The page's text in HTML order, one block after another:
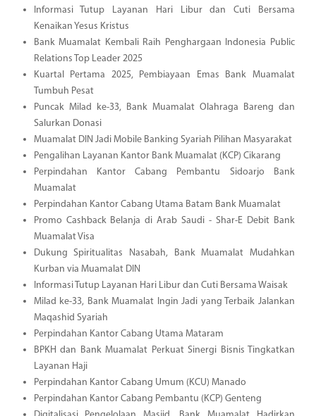
Informasi Tutup Layanan Hari Libur dan Cuti Bersama
Kenaikan Yesus Kristus
Bank Muamalat Kembali Raih Penghargaan Indonesia Public
Relations Top Leader 2025
Kuartal Pertama 2025, Pembiayaan Emas Bank Muamalat
Tumbuh Pesat
Puncak Milad ke-33, Bank Muamalat Olahraga Bareng dan
Salurkan Donasi
Muamalat DIN Jadi Mobile Banking Syariah Pilihan Masyarakat
Pengalihan Layanan Kantor Bank Muamalat (KCP) Cikarang
Perpindahan Kantor Cabang Pembantu Sidoarjo Bank
Muamalat
Perpindahan Kantor Cabang Utama Batam Bank Muamalat
Promo Cashback Belanja di Arab Saudi - Shar-E Debit Bank
Muamalat Visa
Dukung Spiritualitas Nasabah, Bank Muamalat Mudahkan
Kurban via Muamalat DIN
Informasi Tutup Layanan Hari Libur dan Cuti Bersama Waisak
Milad ke-33, Bank Muamalat Ingin Jadi yang Terbaik Jalankan
Maqashid Syariah
Perpindahan Kantor Cabang Utama Mataram
BPKH dan Bank Muamalat Perkuat Sinergi Bisnis Tingkatkan
Layanan Haji
Perpindahan Kantor Cabang Umum (KCU) Manado
Perpindahan Kantor Cabang Pembantu (KCP) Genteng